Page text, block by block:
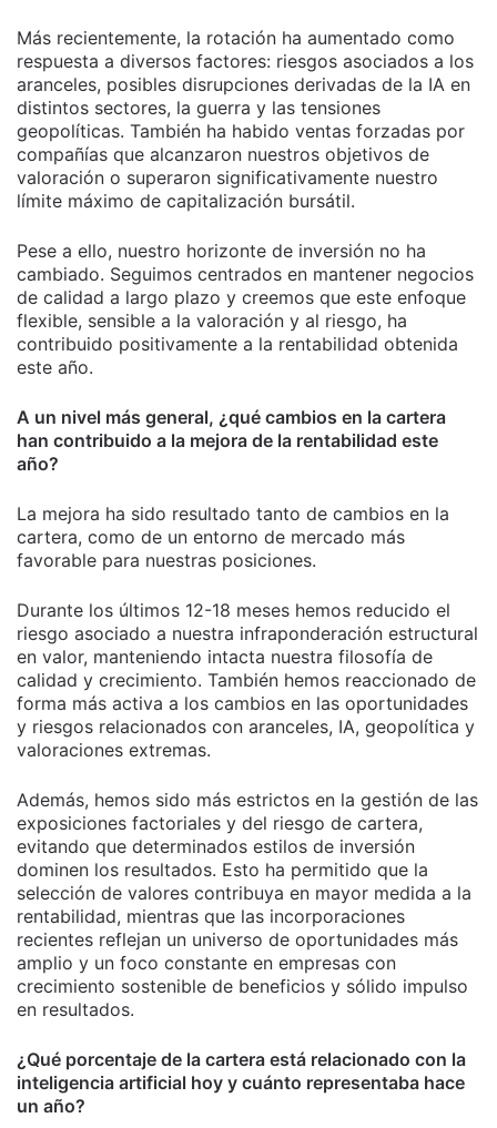
Más recientemente, la rotación ha aumentado como
respuesta a diversos factores: riesgos asociados a los
aranceles, posibles disrupciones derivadas de la IA en
distintos sectores, la guerra y las tensiones
geopolíticas. También ha habido ventas forzadas por
compañías que alcanzaron nuestros objetivos de
valoración o superaron significativamente nuestro
límite máximo de capitalización bursátil.
Pese a ello, nuestro horizonte de inversión no ha
cambiado. Seguimos centrados en mantener negocios
de calidad a largo plazo y creemos que este enfoque
flexible, sensible a la valoración y al riesgo, ha
contribuido positivamente a la rentabilidad obtenida
este año.
A un nivel más general, ¿qué cambios en la cartera
han contribuido a la mejora de la rentabilidad este
año?
La mejora ha sido resultado tanto de cambios en la
cartera, como de un entorno de mercado más
favorable para nuestras posiciones.
Durante los últimos 12-18 meses hemos reducido el
riesgo asociado a nuestra infraponderación estructural
en valor, manteniendo intacta nuestra filosofía de
calidad y crecimiento. También hemos reaccionado de
forma más activa a los cambios en las oportunidades
y riesgos relacionados con aranceles, IA, geopolítica y
valoraciones extremas.
Además, hemos sido más estrictos en la gestión de las
exposiciones factoriales y del riesgo de cartera,
evitando que determinados estilos de inversión
dominen los resultados. Esto ha permitido que la
selección de valores contribuya en mayor medida a la
rentabilidad, mientras que las incorporaciones
recientes reflejan un universo de oportunidades más
amplio y un foco constante en empresas con
crecimiento sostenible de beneficios y sólido impulso
en resultados.
¿Qué porcentaje de la cartera está relacionado con la
inteligencia artificial hoy y cuánto representaba hace
un año?